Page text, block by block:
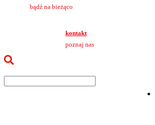
bądź na bieżąco
kontakt
poznaj nas